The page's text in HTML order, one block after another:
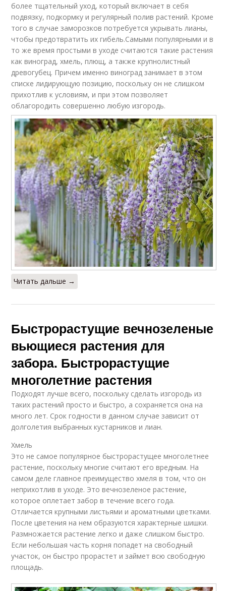
более тщательный уход, который включает в себя
подвязку, подкормку и регулярный полив растений. Кроме
того в случае заморозков потребуется укрывать лианы,
чтобы предотвратить их гибель.Самыми популярными и в
то же время простыми в уходе считаются такие растения
как виноград, хмель, плющ, а также крупнолистный
древогубец. Причем именно виноград занимает в этом
списке лидирующую позицию, поскольку он не слишком
прихотлив к условиям, и при этом позволяет
облагородить совершенно любую изгородь.
Читать дальше →
Быстрорастущие вечнозеленые
вьющиеся растения для
забора. Быстрорастущие
многолетние растения
Подходят лучше всего, поскольку сделать изгородь из
таких растений просто и быстро, а сохраняется она на
много лет. Срок годности в данном случае зависит от
долголетия выбранных кустарников и лиан.
Хмель
Это не самое популярное быстрорастущее многолетнее
растение, поскольку многие считают его вредным. На
самом деле главное преимущество хмеля в том, что он
неприхотлив в уходе. Это вечнозеленое растение,
которое оплетает забор в течение всего года.
Отличается крупными листьями и ароматными цветками.
После цветения на нем образуются характерные шишки.
Размножается растение легко и даже слишком быстро.
Если небольшая часть корня попадет на свободный
участок, он быстро прорастет и займет всю свободную
площадь.